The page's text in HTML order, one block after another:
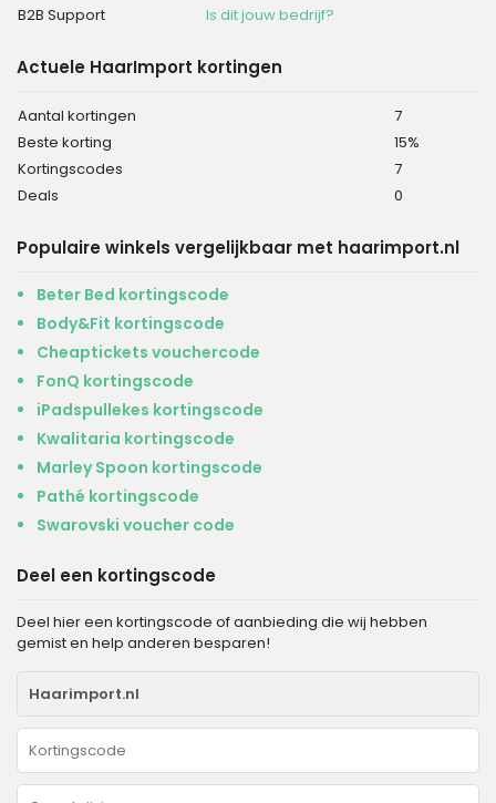
B2B Support
Is dit jouw bedrijf?
Actuele HaarImport kortingen
Aantal kortingen
7
Beste korting
15%
Kortingscodes
7
Deals
0
Populaire winkels vergelijkbaar met haarimport.nl
Beter Bed kortingscode
Body&Fit kortingscode
Cheaptickets vouchercode
FonQ kortingscode
iPadspullekes kortingscode
Kwalitaria kortingscode
Marley Spoon kortingscode
Pathé kortingscode
Swarovski voucher code
Deel een kortingscode
Deel hier een kortingscode of aanbieding die wij hebben
gemist en help anderen besparen!